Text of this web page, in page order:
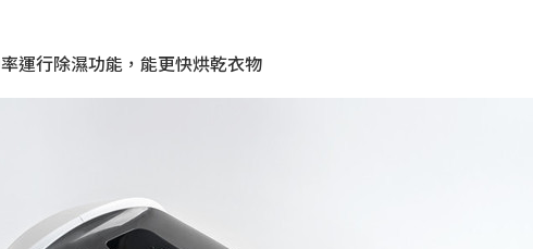
運行除濕功能，能更快烘乾衣物